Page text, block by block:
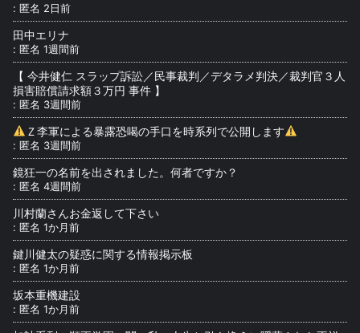
: 匿名 2日前
田中エリナ
: 匿名 1週間前
【 今井健仁 スラップ訴訟／民事裁判／デタラメ判決／裁判官３人
損害賠償請求額３万円 事件 】
: 匿名 3週間前
Ｚ李軍による暴露恐喝の手口を時系列で公開します
: 匿名 3週間前
鏡狂一の名前を出されました。何者ですか？
: 匿名 4週間前
川村蘭さんお金返して下さい
: 匿名 1か月前
鍵川健太の疑惑に関する情報掲示板
: 匿名 1か月前
坂本重機建設
: 匿名 1か月前